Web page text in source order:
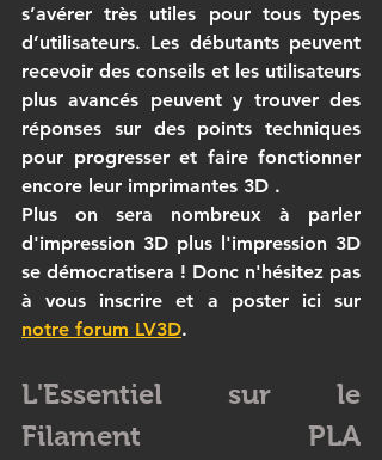
s’avérer très utiles pour tous types
d’utilisateurs. Les débutants peuvent
recevoir des conseils et les utilisateurs
plus avancés peuvent y trouver des
réponses sur des points techniques
pour progresser et faire fonctionner
encore leur imprimantes 3D .
Plus on sera nombreux à parler
d'impression 3D plus l'impression 3D
se démocratisera ! Donc n'hésitez pas
notre forum LV3D.
L'Essentiel sur le
Filament PLA